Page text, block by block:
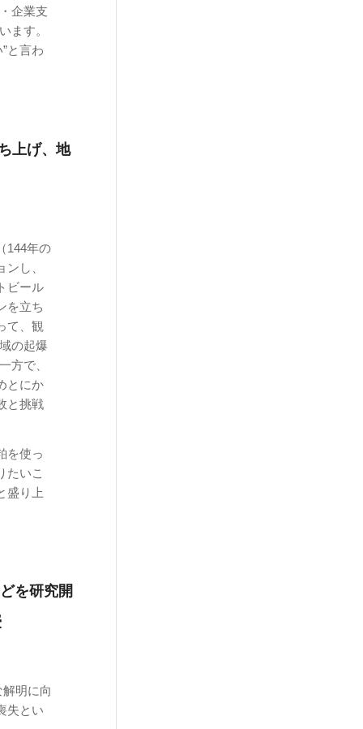
企業支
ます。
と言わ
上げ、地
144年の
し、
ビール
を立ち
て、観
の起爆
方で、
とにか
と挑戦
を使っ
たいこ
盛り上
を研究開
解明に向
失とい